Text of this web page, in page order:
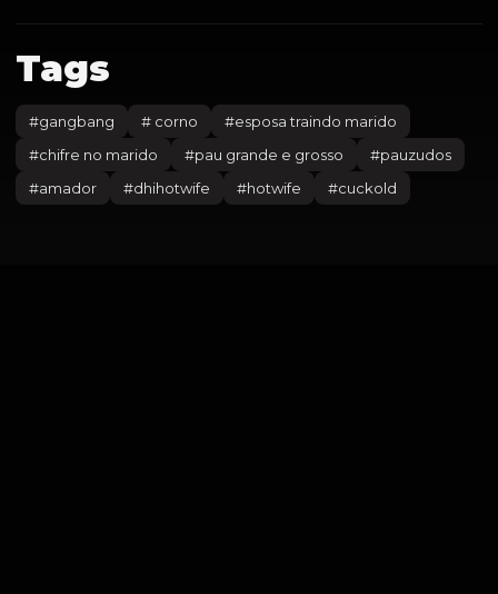
Tags
#gangbang # corno #esposa traindo marido
#chifre no marido #pau grande e grosso #pauzudos
#amador #dhihotwife #hotwife #cuckold